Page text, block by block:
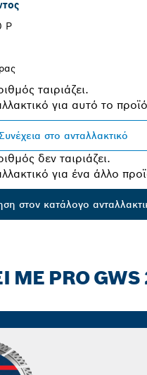
P
ταιριάζει.
για αυτό το
Συνέχεια στο ανταλλακτικό
δεν ταιριάζει.
για ένα άλλο
στον κατάλογο
ΜΕ PRO GWS